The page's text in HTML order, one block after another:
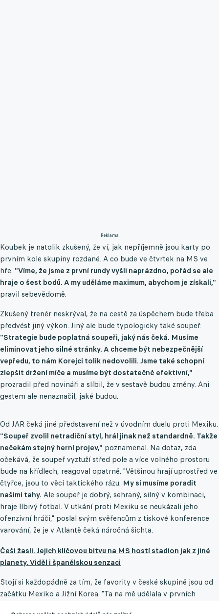
Reklama
Koubek je natolik zkušený, že ví, jak nepříjemně jsou karty po
prvním kole skupiny rozdané. A co bude ve čtvrtek na MS ve
hře. "Víme, že jsme z první rundy vyšli naprázdno, pořád se ale
hraje o šest bodů. A my uděláme maximum, abychom je získali,"
pravil sebevědomě.
Zkušený trenér neskrýval, že na cestě za úspěchem bude třeba
předvést jiný výkon. Jiný ale bude typologicky také soupeř.
"Strategie bude poplatná soupeři, jaký nás čeká. Musíme
eliminovat jeho silné stránky. A chceme být nebezpečnější
vepředu, to nám Korejci tolik nedovolili. Jsme také schopní
zlepšit držení míče a musíme být dostatečně efektivní,"
prozradil před novináři a slíbil, že v sestavě budou změny. Ani
gestem ale nenaznačil, jaké budou.
Od JAR čeká jiné představení než v úvodním duelu proti Mexiku.
"Soupeř zvolil netradiční styl, hrál jinak než standardně. Takže
nečekám stejný herní projev," poznamenal. Na dotaz, zda
očekává, že soupeř vyztuží střed pole a více volného prostoru
bude na křídlech, reagoval opatrně. "Většinou hrají uprostřed ve
čtyřce, jsou to věci taktického rázu. My si musíme poradit
našimi tahy. Ale soupeř je dobrý, sehraný, silný v kombinaci,
hraje líbivý fotbal. V utkání proti Mexiku se neukázali jeho
ofenzivní hráči," poslal svým svěřencům z tiskové konference
varování, že je v Atlantě čeká náročná šichta.
Češi žasli. Jejich klíčovou bitvu na MS hostí stadion jak z jiné
planety. Viděl i španělskou senzaci
Stojí si každopádně za tím, že favority v české skupině jsou od
začátku Mexiko a Jižní Korea. "Ta na mě udělala v prvních